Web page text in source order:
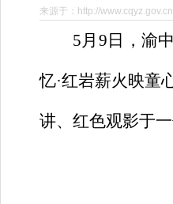
来源于：http://
5月 9 日，渝
忆·红岩薪火映童
讲、红色观影于